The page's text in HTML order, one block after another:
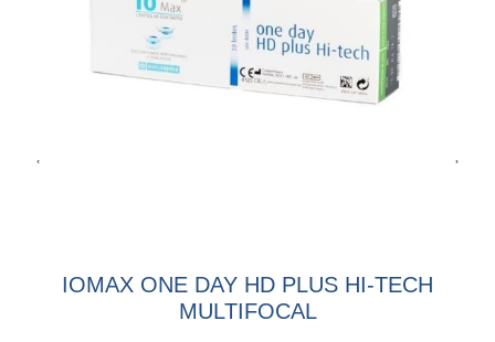
IOMAX ONE DAY HD PLUS HI-TECH
MULTIFOCAL